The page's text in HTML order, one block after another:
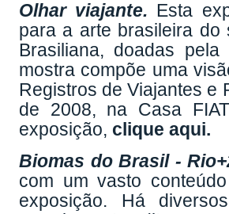
Olhar viajante. Esta
para a arte brasileira
Brasiliana, doadas
mostra compõe uma
Registros de Viajantes e
de 2008, na Casa
exposição, clique aqui.
Biomas do Brasil -
com um vasto
exposição. Há